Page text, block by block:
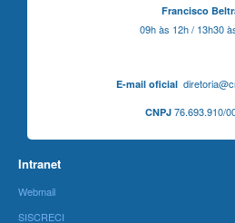
Francisco
09h às 12h / 13h30
E-mail oficial
CNPJ76.693.910/
Intranet
Webmail
SISCRECI